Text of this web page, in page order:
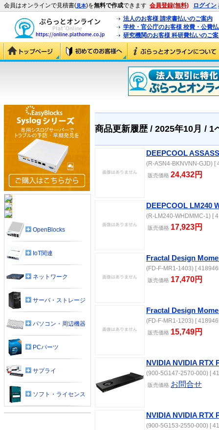
会員はオンラインで見積書(見本)を無料で作成できます 会員登録(無料) ログイン
法人のお客様 請求書払いのご案内
学校・官公庁のお客様 校費・公費
研究機関のお客様 科研費払いのご
商品更新履歴 / 2025年10月 / 1
DEEPCOOL
(R-ASN4-BKNVNN-GJD) [
販売価格 24,432円
DEEPCOOL LM240
(R-LM240-WHDMMC-1) [
販売価格 17,923円
Fractal Design
(FD-F-MR1-1403) [
販売価格 17,470円
Fractal Design
(FD-F-MR1-1203) [
販売価格 15,749円
NVIDIA NVIDIA RTX
(900-5G147-2570-000) [
販売価格 お問合せ
NVIDIA NVIDIA RTX
(900-5G153-2550-000) [
OpenBlocks
IoT関連
ネットワーク
サーバ・ストレージ
パソコン・周辺機器
PCパーツ
サプライ
ソフト・ライセンス